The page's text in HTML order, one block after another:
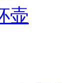
壶